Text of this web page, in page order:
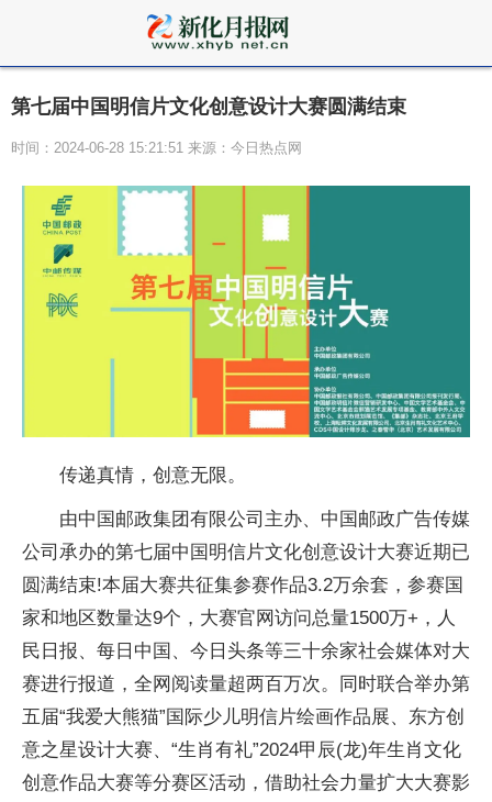
第七届中国明信片文化创意设计大赛圆满结束
时间：2024-06-28 15:21:51 来源：今日热点网
传递真情，创意无限。
由中国邮政集团有限公司主办、中国邮政广告传媒
公司承办的第七届中国明信片文化创意设计大赛近期已
圆满结束!本届大赛共征集参赛作品3.2万余套，参赛国
家和地区数量达9个，大赛官网访问总量1500万+，人
民日报、每日中国、今日头条等三十余家社会媒体对大
赛进行报道，全网阅读量超两百万次。同时联合举办第
五届“我爱大熊猫”国际少儿明信片绘画作品展、东方创
意之星设计大赛、“生肖有礼”2024甲辰(龙)年生肖文化
创意作品大赛等分赛区活动，借助社会力量扩大大赛影